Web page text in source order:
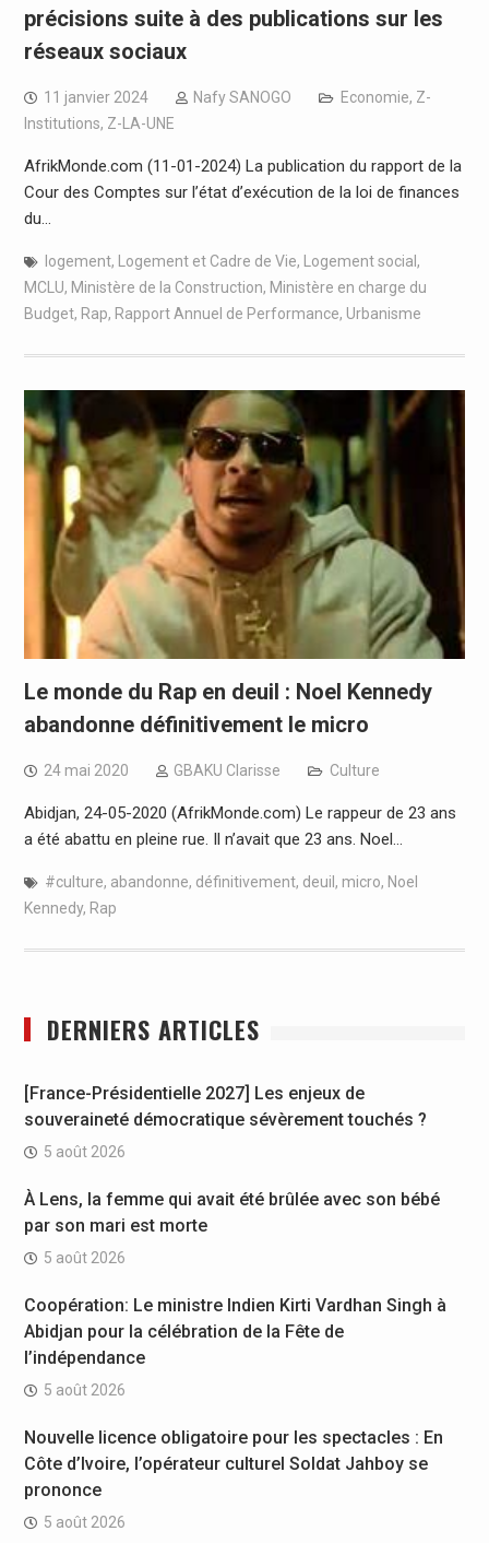
précisions suite à des publications sur les
réseaux sociaux
11 janvier 2024 Nafy SANOGO Economie, Z-
Institutions, Z-LA-UNE
AfrikMonde.com (11-01-2024) La publication du rapport de la
Cour des Comptes sur l’état d’exécution de la loi de finances
du…
logement, Logement et Cadre de Vie, Logement social ,
MCLU, Ministère de la Construction, Ministère en charge du
Budget, Rap, Rapport Annuel de Performance, Urbanisme
Le monde du Rap en deuil : Noel Kennedy
abandonne définitivement le micro
24 mai 2020 GBAKU Clarisse Culture
Abidjan, 24-05-2020 (AfrikMonde.com) Le rappeur de 23 ans
a été abattu en pleine rue. Il n’avait que 23 ans. Noel…
#culture, abandonne, définitivement, deuil, micro, Noel
Kennedy, Rap
DERNIERS ARTICLES
[France-Présidentielle 2027] Les enjeux de
souveraineté démocratique sévèrement touchés ?
5 août 2026
À Lens, la femme qui avait été brûlée avec son bébé
par son mari est morte
5 août 2026
Coopération: Le ministre Indien Kirti Vardhan Singh à
Abidjan pour la célébration de la Fête de
l’indépendance
5 août 2026
Nouvelle licence obligatoire pour les spectacles : En
Côte d’Ivoire, l’opérateur culturel Soldat Jahboy se
prononce
5 août 2026